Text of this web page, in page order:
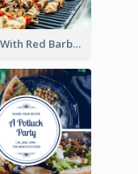
Black With Red Barbecue Housewarming Invitation